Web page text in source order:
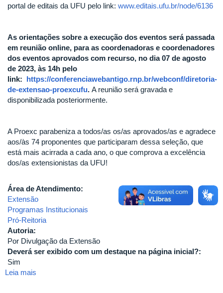
portal de editais da UFU pelo link: www.editais.ufu.br/node/6136
As orientações sobre a execução dos eventos será passada
em reunião online, para as coordenadoras e coordenadores
dos eventos aprovados com recurso, no dia 07 de agosto
de 2023, às 14h pelo
link: https://conferenciawebantigo.rnp.br/webconf/diretoria-
de-extensao-proexcufu. A reunião será gravada e
disponibilizada posteriormente.
A Proexc parabeniza a todos/as os/as aprovados/as e agradece
aos/às 74 proponentes que participaram dessa seleção, que
está mais acirrada a cada ano, o que comprova a excelência
dos/as extensionistas da UFU!
Área de Atendimento:
Extensão
Programas Institucionais
Pró-Reitoria
Autoria:
Por Divulgação da Extensão
Deverá ser exibido com um destaque na página inicial?:
Sim
Leia mais